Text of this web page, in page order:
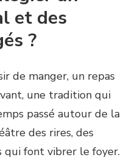
et des
?
de manger, un repas
une tradition qui
passé autour de la
des rires, des
qui font vibrer le foyer.